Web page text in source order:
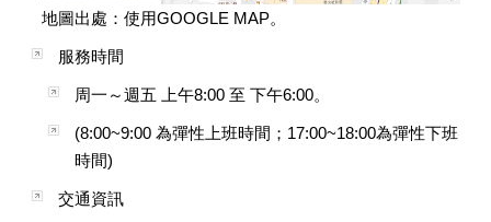
地圖出處：使用GOOGLE MAP。
服務時間
周一～週五 上午8:00 至 下午6:00。
(8:00~9:00 為彈性上班時間；17:00~18:00為彈性下班
時間)
交通資訊